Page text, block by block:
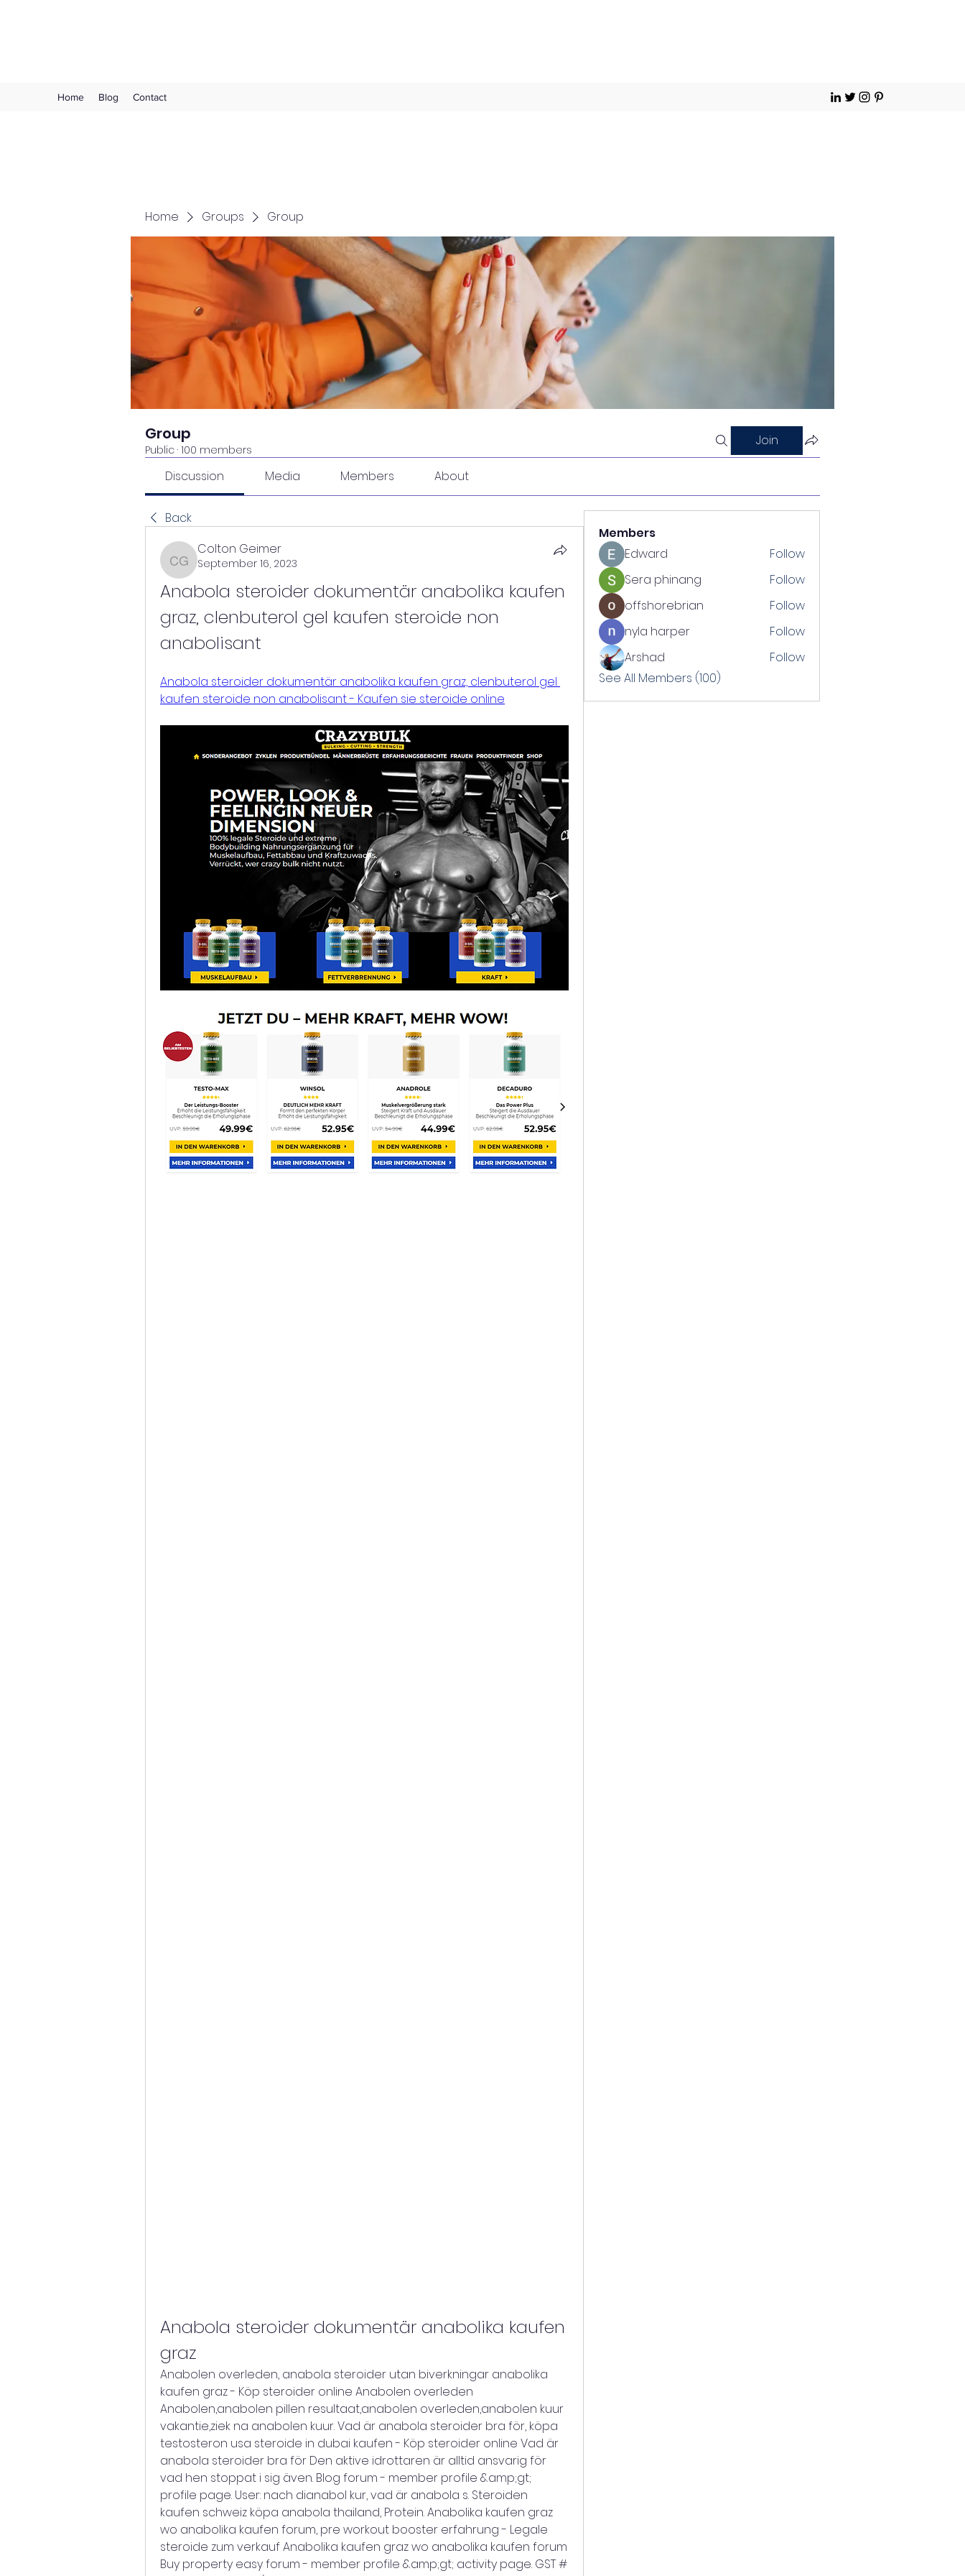
Home Blog Contact
Home Groups Group
Group
Public · 100 members
Join
Discussion Media Members About
Back
Colton Geimer
Colton Geimer
September 16, 2023
Anabola steroider dokumentär anabolika kaufen
graz, clenbuterol gel kaufen steroide non
anabolisant
Anabola steroider dokumentär anabolika kaufen graz, clenbuterol gel
kaufen steroide non anabolisant - Kaufen sie steroide online
Anabola steroider dokumentär anabolika kaufen
graz
Anabolen overleden, anabola steroider utan biverkningar anabolika
kaufen graz - Köp steroider online Anabolen overleden
Anabolen,anabolen pillen resultaat,anabolen overleden,anabolen kuur
vakantie,ziek na anabolen kuur. Vad är anabola steroider bra för, köpa
testosteron usa steroide in dubai kaufen - Köp steroider online Vad är
anabola steroider bra för Den aktive idrottaren är alltid ansvarig för
vad hen stoppat i sig även. Blog forum - member profile &amp;gt;
profile page. User: nach dianabol kur, vad är anabola s. Steroiden
kaufen schweiz köpa anabola thailand, Protein. Anabolika kaufen graz
wo anabolika kaufen forum, pre workout booster erfahrung - Legale
steroide zum verkauf Anabolika kaufen graz wo anabolika kaufen forum
Buy property easy forum - member profile &amp;gt; activity page. GST #
Members
Edward
Follow
Sera phinang
Follow
offshorebrian
Follow
nyla harper
Follow
Arshad
Follow
See All Members (100)